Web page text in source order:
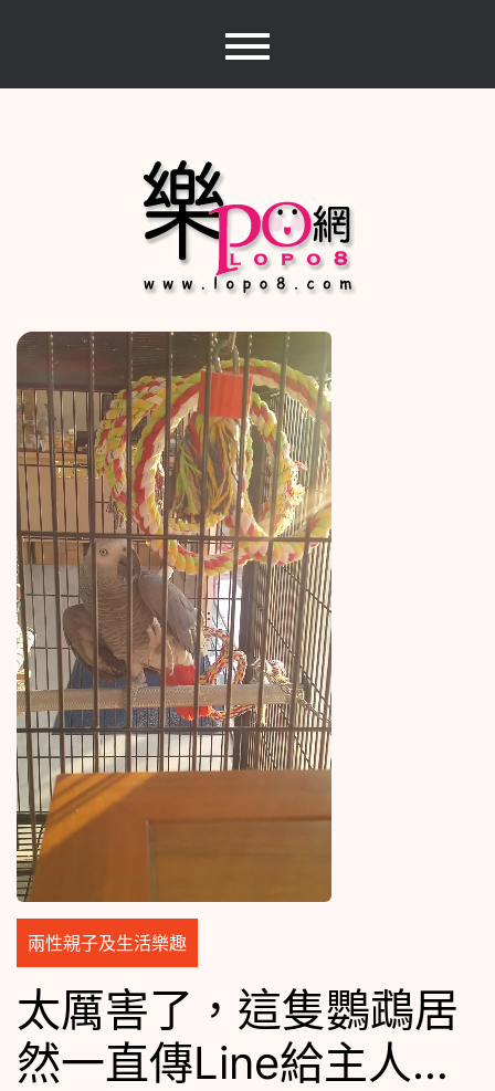
樂PO網
分享你的樂事，樂PO吧~
兩性親子及生活樂趣
太厲害了，這隻鸚鵡居
然一直傳Line給主人…